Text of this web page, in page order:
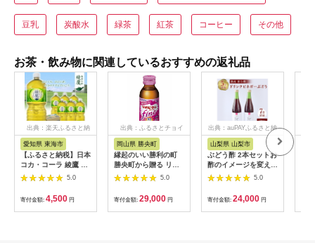
豆乳 炭酸水 緑茶 紅茶 コーヒー その他
お茶・飲み物に関連しているおすすめの返礼品
出典：楽天ふるさと納
愛知県 東海市
【ふるさと納税】日本
コカ・コーラ 綾鷹 緑
茶 2L 6本 ペットボト
【1721645】
5.0
寄付金額: 4,500 円
出典：ふるさとチョイ
岡山県 勝央町
縁起のいい勝利の町
勝央町から贈る リポ
ビタンfine 50本セッ
ト 女性向け 大正製薬
医薬部外品 _S105
5.0
寄付金額: 29,000 円
出典：auPAYふるさと納
山梨県 山梨市
ぶどう酢 2本セットお
酢のイメージを変える
熟成飲む酢!ドリンク
ビネガーぶどう (7倍
濃縮タイプ)_ ふるさ
と納税 ふるさと ぶど
う ブドウ 葡萄 ビネガ
5.0
寄付金額: 24,000 円